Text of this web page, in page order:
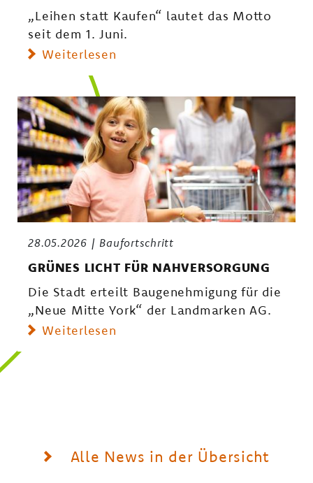
„Leihen statt Kaufen“ lautet das Motto
seit dem 1. Juni.
Weiterlesen
28.05.2026 Baufortschritt
GRÜNES LICHT FÜR NAHVERSORGUNG
Die Stadt erteilt Baugenehmigung für die
„Neue Mitte York“ der Landmarken AG.
Weiterlesen
Alle News in der Übersicht